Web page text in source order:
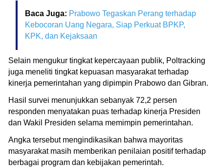
Baca Juga: Prabowo Tegaskan Perang terhadap
Kebocoran Uang Negara, Siap Perkuat BPKP,
KPK, dan Kejaksaan
Selain mengukur tingkat kepercayaan publik, Poltracking
juga meneliti tingkat kepuasan masyarakat terhadap
kinerja pemerintahan yang dipimpin Prabowo dan Gibran.
Hasil survei menunjukkan sebanyak 72,2 persen
responden menyatakan puas terhadap kinerja Presiden
dan Wakil Presiden selama memimpin pemerintahan.
Angka tersebut mengindikasikan bahwa mayoritas
masyarakat masih memberikan penilaian positif terhadap
berbagai program dan kebijakan pemerintah.